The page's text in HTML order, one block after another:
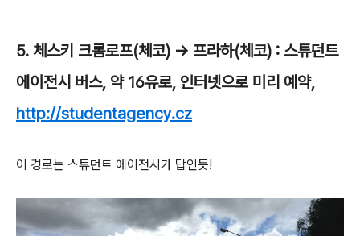
5. 체스키 크롬로프(체코) -> 프라하(체코) : 스튜던트
에이전시 버스, 약 16유로, 인터넷으로 미리 예약,
http://studentagency.cz
이 경로는 스튜던트 에이전시가 답인듯!